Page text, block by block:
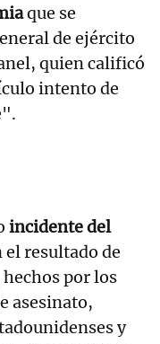
que se
de ejército
quien calificó
intento de
incidente del
el resultado de
por los
asesinato,
y